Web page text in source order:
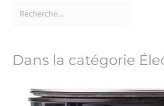
Dans la catégorie